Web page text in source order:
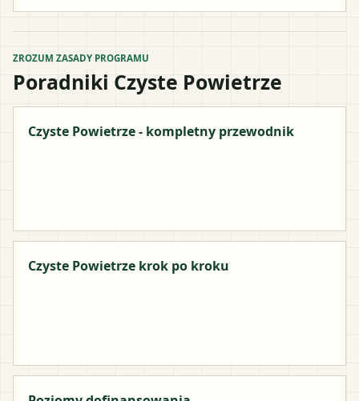
ZROZUM ZASADY PROGRAMU
Poradniki Czyste Powietrze
Czyste Powietrze - kompletny przewodnik
Czyste Powietrze krok po kroku